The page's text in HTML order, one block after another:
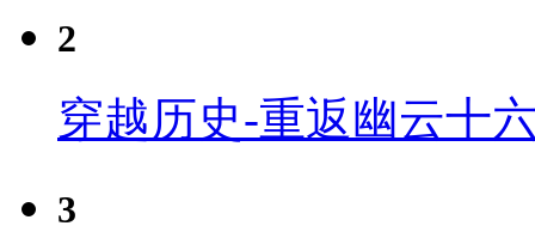
2
穿越历史-重返幽云十
3